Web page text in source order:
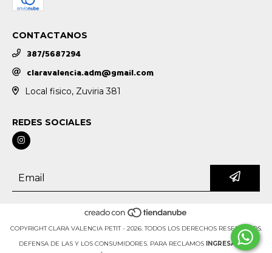
CONTACTANOS
387/5687294
claravalencia.adm@gmail.com
Local fisico, Zuviria 381
REDES SOCIALES
COPYRIGHT CLARA VALENCIA PETIT - 2026. TODOS LOS DERECHOS RESERVADOS.
DEFENSA DE LAS Y LOS CONSUMIDORES. PARA RECLAMOS
INGRESÁ ACÁ.